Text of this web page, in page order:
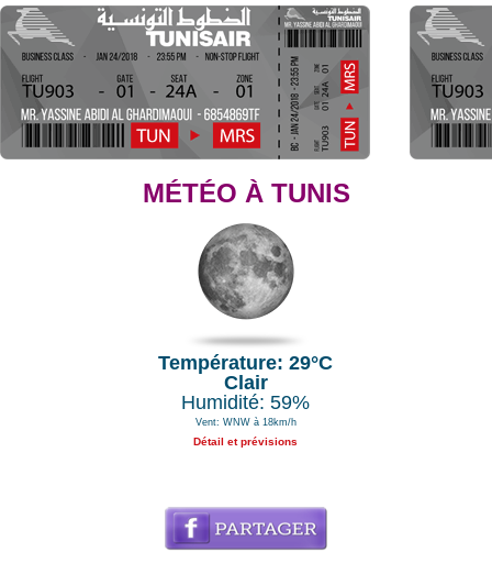
MÉTÉO À TUNIS
Température: 29°C
Clair
Humidité: 59%
Vent: WNW à 18km/h
Détail et prévisions